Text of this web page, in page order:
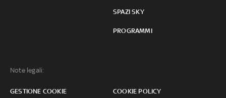
SPAZI SKY
PROGRAMMI
Note legali:
GESTIONE COOKIE COOKIE POLICY